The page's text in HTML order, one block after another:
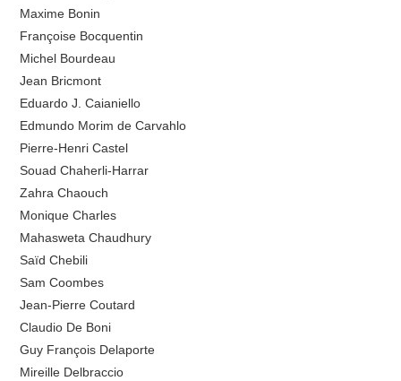
Maxime Bonin
Françoise Bocquentin
Michel Bourdeau
Jean Bricmont
Eduardo J. Caianiello
Edmundo Morim de Carvahlo
Pierre-Henri Castel
Souad Chaherli-Harrar
Zahra Chaouch
Monique Charles
Mahasweta Chaudhury
Saïd Chebili
Sam Coombes
Jean-Pierre Coutard
Claudio De Boni
Guy François Delaporte
Mireille Delbraccio